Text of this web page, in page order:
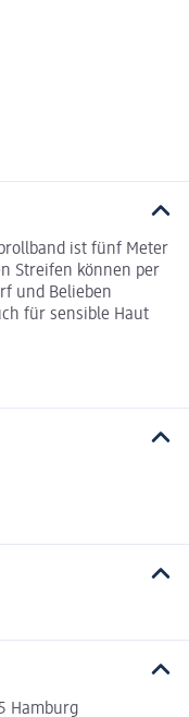
ist fünf Meter
Streifen können per
und Belieben
für sensible Haut
Hamburg